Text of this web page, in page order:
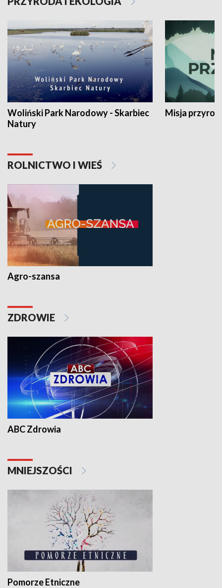
Woliński Park Narodowy - Skarbiec
Natury
Misja
ROLNICTWO I WIEŚ
Agro-szansa
ZDROWIE
ABC Zdrowia
MNIEJSZOŚCI
Pomorze Etniczne